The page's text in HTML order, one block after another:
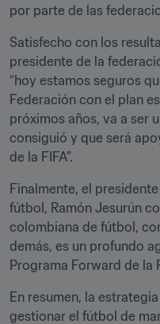
por parte de las
Satisfecho con los
presidente de la
“hoy estamos seguros
Federación con el plan
próximos años, va a ser
consiguió y que será
de la FIFA”.
Finalmente, el
fútbol, Ramón Jesurún
colombiana de fútbol,
demás, es un profundo
Programa Forward de la
En resumen, la
gestionar el fútbol de